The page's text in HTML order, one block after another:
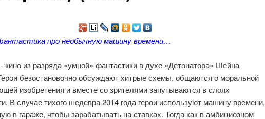
про необычную машину времени…
кино из разряда «умной» фантастики в духе «Детонатора» Шейна
безостановочно обсуждают хитрые схемы, общаются о моральной
изобретения и вместе со зрителями запутываются в слоях
В случае тихого шедевра 2014 года герои используют машину времени,
в гараже, чтобы зарабатывать на ставках. Тогда как в амбициозном